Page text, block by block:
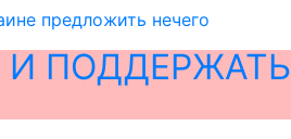
предложить нечего
И ПОДДЕРЖАТЬ